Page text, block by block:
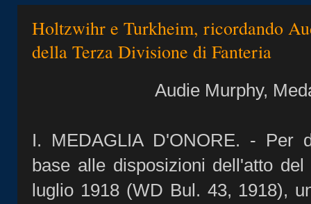
Holtzwihr e Turkheim, ricordando
della Terza Divisione di Fanteria
Audie Murphy,
I. MEDAGLIA D'ONORE. - Per
base alle disposizioni dell'atto
luglio 1918 (WD Bul. 43, 1918),